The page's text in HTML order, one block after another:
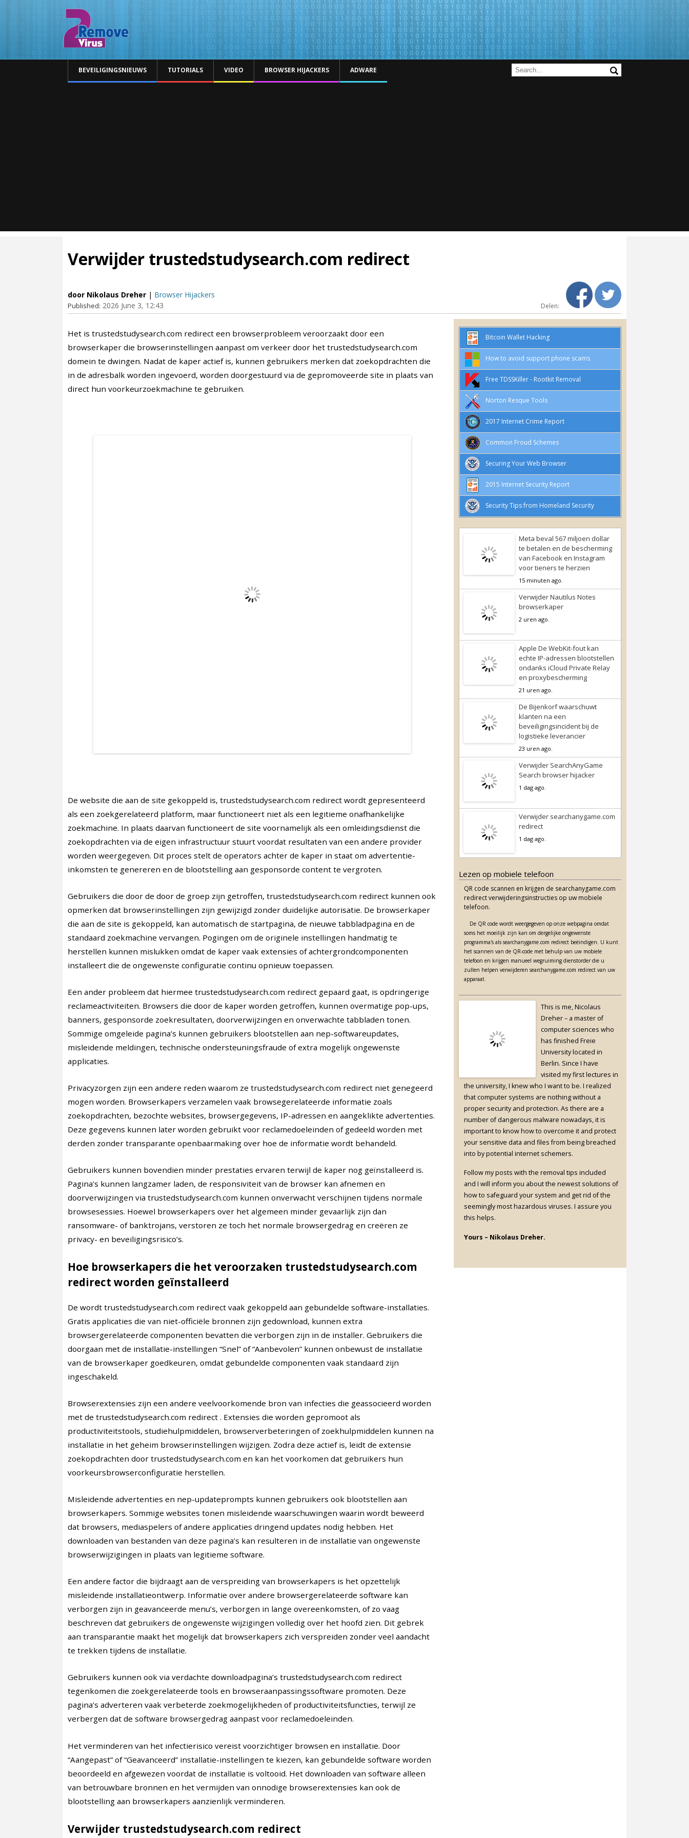
BEVEILIGINGSNIEUWS TUTORIALS VIDEO BROWSER HIJACKERS ADWARE
Verwijder trustedstudysearch.com redirect
door Nikolaus Dreher | Browser Hijackers
Published: 2026 June 3, 12:43 Delen:
Het is trustedstudysearch.com redirect een browserprobleem veroorzaakt door een
browserkaper die browserinstellingen aanpast om verkeer door het trustedstudysearch.com
domein te dwingen. Nadat de kaper actief is, kunnen gebruikers merken dat zoekopdrachten die
in de adresbalk worden ingevoerd, worden doorgestuurd via de gepromoveerde site in plaats van
direct hun voorkeurzoekmachine te gebruiken.
De website die aan de site gekoppeld is, trustedstudysearch.com redirect wordt gepresenteerd
als een zoekgerelateerd platform, maar functioneert niet als een legitieme onafhankelijke
zoekmachine. In plaats daarvan functioneert de site voornamelijk als een omleidingsdienst die
zoekopdrachten via de eigen infrastructuur stuurt voordat resultaten van een andere provider
worden weergegeven. Dit proces stelt de operators achter de kaper in staat om advertentie-
inkomsten te genereren en de blootstelling aan gesponsorde content te vergroten.
Gebruikers die door de door de groep zijn getroffen, trustedstudysearch.com redirect kunnen ook
opmerken dat browserinstellingen zijn gewijzigd zonder duidelijke autorisatie. De browserkaper
die aan de site is gekoppeld, kan automatisch de startpagina, de nieuwe tabbladpagina en de
standaard zoekmachine vervangen. Pogingen om de originele instellingen handmatig te
herstellen kunnen mislukken omdat de kaper vaak extensies of achtergrondcomponenten
installeert die de ongewenste configuratie continu opnieuw toepassen.
Een ander probleem dat hiermee trustedstudysearch.com redirect gepaard gaat, is opdringerige
reclameactiviteiten. Browsers die door de kaper worden getroffen, kunnen overmatige pop-ups,
banners, gesponsorde zoekresultaten, doorverwijzingen en onverwachte tabbladen tonen.
Sommige omgeleide pagina’s kunnen gebruikers blootstellen aan nep-softwareupdates,
misleidende meldingen, technische ondersteuningsfraude of extra mogelijk ongewenste
applicaties.
Privacyzorgen zijn een andere reden waarom ze trustedstudysearch.com redirect niet genegeerd
mogen worden. Browserkapers verzamelen vaak browsegerelateerde informatie zoals
zoekopdrachten, bezochte websites, browsergegevens, IP-adressen en aangeklikte advertenties.
Deze gegevens kunnen later worden gebruikt voor reclamedoeleinden of gedeeld worden met
derden zonder transparante openbaarmaking over hoe de informatie wordt behandeld.
Gebruikers kunnen bovendien minder prestaties ervaren terwijl de kaper nog geïnstalleerd is.
Pagina’s kunnen langzamer laden, de responsiviteit van de browser kan afnemen en
doorverwijzingen via trustedstudysearch.com kunnen onverwacht verschijnen tijdens normale
browsesessies. Hoewel browserkapers over het algemeen minder gevaarlijk zijn dan
ransomware- of banktrojans, verstoren ze toch het normale browsergedrag en creëren ze
privacy- en beveiligingsrisico’s.
Hoe browserkapers die het veroorzaken trustedstudysearch.com
redirect worden geïnstalleerd
De wordt trustedstudysearch.com redirect vaak gekoppeld aan gebundelde software-installaties.
Gratis applicaties die van niet-officiële bronnen zijn gedownload, kunnen extra
browsergerelateerde componenten bevatten die verborgen zijn in de installer. Gebruikers die
doorgaan met de installatie-instellingen “Snel” of “Aanbevolen” kunnen onbewust de installatie
van de browserkaper goedkeuren, omdat gebundelde componenten vaak standaard zijn
ingeschakeld.
Browserextensies zijn een andere veelvoorkomende bron van infecties die geassocieerd worden
met de trustedstudysearch.com redirect . Extensies die worden gepromoot als
productiviteitstools, studiehulpmiddelen, browserverbeteringen of zoekhulpmiddelen kunnen na
installatie in het geheim browserinstellingen wijzigen. Zodra deze actief is, leidt de extensie
zoekopdrachten door trustedstudysearch.com en kan het voorkomen dat gebruikers hun
voorkeursbrowserconfiguratie herstellen.
Misleidende advertenties en nep-updateprompts kunnen gebruikers ook blootstellen aan
browserkapers. Sommige websites tonen misleidende waarschuwingen waarin wordt beweerd
dat browsers, mediaspelers of andere applicaties dringend updates nodig hebben. Het
downloaden van bestanden van deze pagina’s kan resulteren in de installatie van ongewenste
browserwijzigingen in plaats van legitieme software.
Een andere factor die bijdraagt aan de verspreiding van browserkapers is het opzettelijk
misleidende installatieontwerp. Informatie over andere browsergerelateerde software kan
verborgen zijn in geavanceerde menu’s, verborgen in lange overeenkomsten, of zo vaag
beschreven dat gebruikers de ongewenste wijzigingen volledig over het hoofd zien. Dit gebrek
aan transparantie maakt het mogelijk dat browserkapers zich verspreiden zonder veel aandacht
te trekken tijdens de installatie.
Gebruikers kunnen ook via verdachte downloadpagina’s trustedstudysearch.com redirect
tegenkomen die zoekgerelateerde tools en browseraanpassingssoftware promoten. Deze
pagina’s adverteren vaak verbeterde zoekmogelijkheden of productiviteitsfuncties, terwijl ze
verbergen dat de software browsergedrag aanpast voor reclamedoeleinden.
Het verminderen van het infectierisico vereist voorzichtiger browsen en installatie. Door
“Aangepast” of “Geavanceerd” installatie-instellingen te kiezen, kan gebundelde software worden
beoordeeld en afgewezen voordat de installatie is voltooid. Het downloaden van software alleen
van betrouwbare bronnen en het vermijden van onnodige browserextensies kan ook de
blootstelling aan browserkapers aanzienlijk verminderen.
Verwijder trustedstudysearch.com redirect
Bitcoin Wallet Hacking
How to avoid support phone scams
Free TDSSKiller - Rootkit Removal
Norton Resque Tools
2017 Internet Crime Report
Common Froud Schemes
Securing Your Web Browser
2015 Internet Security Report
Security Tips from Homeland Security
Meta beval 567 miljoen dollar
te betalen en de bescherming
van Facebook en Instagram
voor tieners te herzien
15 minuten ago.
Verwijder Nautilus Notes
browserkaper
2 uren ago.
Apple De WebKit-fout kan
echte IP-adressen blootstellen
ondanks iCloud Private Relay
en proxybescherming
21 uren ago.
De Bijenkorf waarschuwt
klanten na een
beveiligingsincident bij de
logistieke leverancier
23 uren ago.
Verwijder SearchAnyGame
Search browser hijacker
1 dag ago.
Verwijder searchanygame.com
redirect
1 dag ago.
Lezen op mobiele telefoon
QR code scannen en krijgen de searchanygame.com
redirect verwijderingsinstructies op uw mobiele
telefoon.
De QR code wordt weergegeven op onze webpagina omdat
soms het moeilijk zijn kan om dergelijke ongewenste
programma's als searchanygame.com redirect beëindigen. U kunt
het scannen van de QR-code met behulp van uw mobiele
telefoon en krijgen manueel wegruiming dienstorder die u
zullen helpen verwijderen searchanygame.com redirect van uw
apparaat.
This is me, Nicolaus
Dreher – a master of
computer sciences who
has finished Freie
University located in
Berlin. Since I have
visited my first lectures in
the university, I knew who I want to be. I realized
that computer systems are nothing without a
proper security and protection. As there are a
number of dangerous malware nowadays, it is
important to know how to overcome it and protect
your sensitive data and files from being breached
into by potential internet schemers.
Follow my posts with the removal tips included
and I will inform you about the newest solutions of
how to safeguard your system and get rid of the
seemingly most hazardous viruses. I assure you
this helps.
Yours – Nikolaus Dreher.